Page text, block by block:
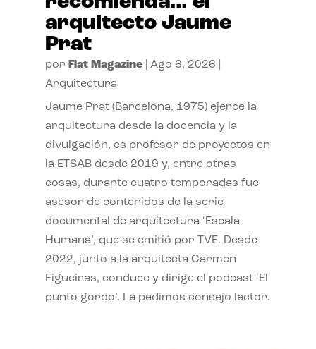
arquitecto Jaume
Prat
por Flat Magazine| Ago 6, 2026
Arquitectura
Jaume Prat (Barcelona, 1975) ejerce la
arquitectura desde la docencia y la
divulgación, es profesor de proyectos en
la ETSAB desde 2019 y, entre otras
cosas, durante cuatro temporadas fue
asesor de contenidos de la serie
documental de arquitectura ‘Escala
Humana’, que se emitió por TVE. Desde
2022, junto a la arquitecta Carmen
Figueiras, conduce y dirige el podcast ‘El
punto gordo’. Le pedimos consejo lector.